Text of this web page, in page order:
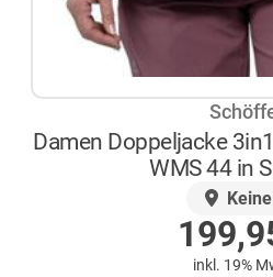
Damen Doppeljacke
WMS 44 in
inkl. 19%